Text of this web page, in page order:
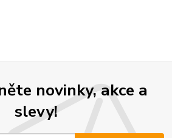
novinky, akce a
slevy!